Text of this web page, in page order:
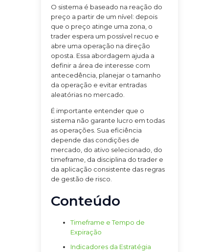
O sistema é baseado na reação do
preço a partir de um nível: depois
que o preço atinge uma zona, o
trader espera um possível recuo e
abre uma operação na direção
oposta. Essa abordagem ajuda a
definir a área de interesse com
antecedência, planejar o tamanho
da operação e evitar entradas
aleatórias no mercado.
É importante entender que o
sistema não garante lucro em todas
as operações. Sua eficiência
depende das condições de
mercado, do ativo selecionado, do
timeframe, da disciplina do trader e
da aplicação consistente das regras
de gestão de risco.
Conteúdo
Timeframe e Tempo de
Expiração
Indicadores da Estratégia